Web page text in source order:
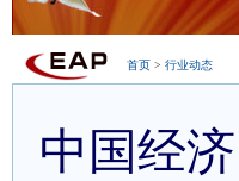
首页 > 行业动态
中国经